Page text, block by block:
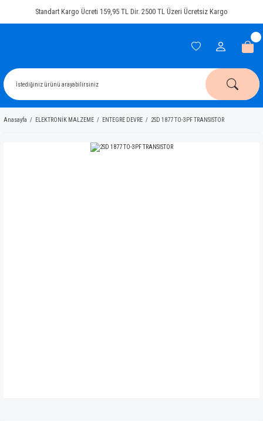
Standart Kargo Ücreti 159,95 TL Dir. 2500 TL Üzeri Ücretsiz Kargo
Anasayfa ELEKTRONİK MALZEME ENTEGRE DEVRE 2SD 1877 TO-3PF TRANSISTOR